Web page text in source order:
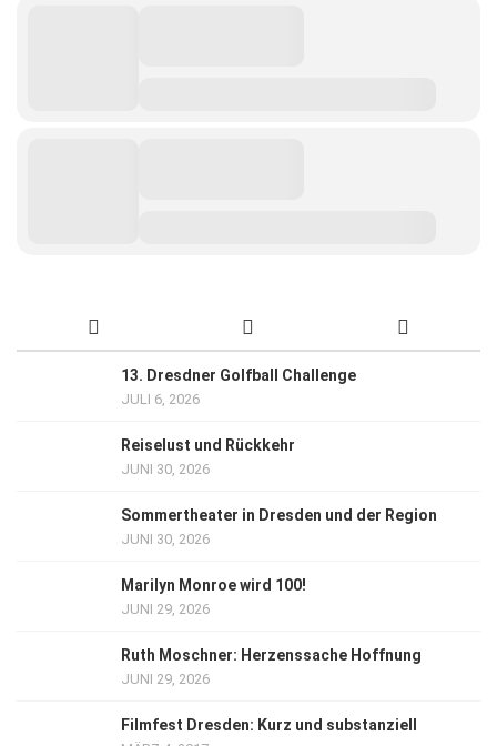
13. Dresdner Golfball Challenge
JULI 6, 2026
Reiselust und Rückkehr
JUNI 30, 2026
Sommertheater in Dresden und der Region
JUNI 30, 2026
Marilyn Monroe wird 100!
JUNI 29, 2026
Ruth Moschner: Herzenssache Hoffnung
JUNI 29, 2026
Filmfest Dresden: Kurz und substanziell